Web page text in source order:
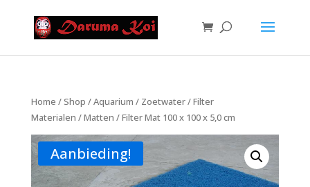
Home /Shop /Aquarium / Zoetwater/Filter
Materialen /Matten / Filter Mat 100 x 100 x 5,0 cm
Aanbieding!